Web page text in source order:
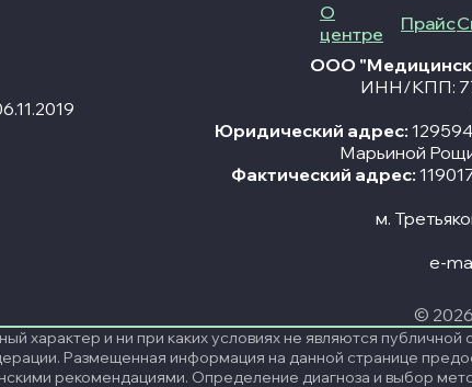
О
центре
Прайс
ООО
ИНН/КПП:
Юридический адрес:
Марьиной
Фактический адрес:
м.
e-
©
характер и ни при каких условиях не являются
Размещенная информация на данной странице
рекомендациями. Определение диагноза и выбор